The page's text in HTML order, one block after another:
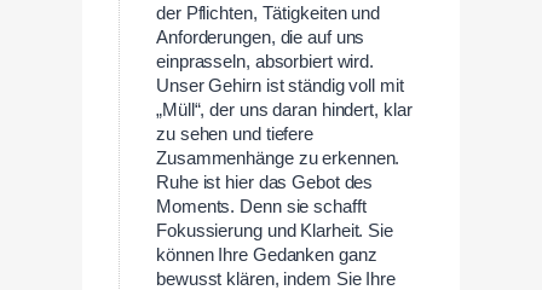
der Pflichten, Tätigkeiten und
Anforderungen, die auf uns
einprasseln, absorbiert wird.
Unser Gehirn ist ständig voll mit
„Müll“, der uns daran hindert, klar
zu sehen und tiefere
Zusammenhänge zu erkennen.
Ruhe ist hier das Gebot des
Moments. Denn sie schafft
Fokussierung und Klarheit. Sie
können Ihre Gedanken ganz
bewusst klären, indem Sie Ihre